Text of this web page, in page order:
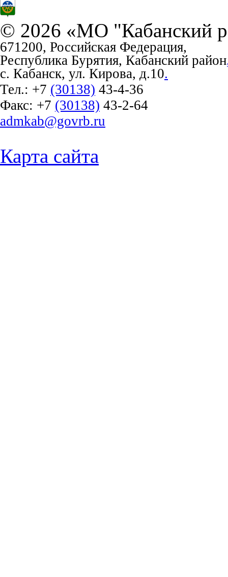
© 2026 «МО "Кабанский
671200, Российская Федерация,
Республика Бурятия, Кабанский район
с. Кабанск, ул. Кирова, д.10.
Тел.: +7 (30138) 43-4-36
Факс: +7 (30138) 43-2-64
admkab@govrb.ru
Карта сайта